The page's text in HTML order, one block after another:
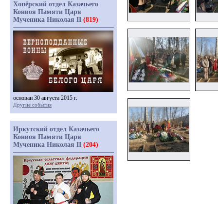
Хопёрский отдел Казачьего
Конвоя Памяти Царя
Мученика Николая II (819)
основан 30 августа 2015 г.
Другие события
Иркутский отдел Казачьего
Конвоя Памяти Царя
Мученика Николая II (204)